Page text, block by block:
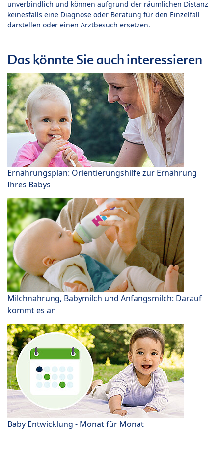
unverbindlich und können aufgrund der räumlichen Distanz
keinesfalls eine Diagnose oder Beratung für den Einzelfall
darstellen oder einen Arztbesuch ersetzen.
Das könnte Sie auch interessieren
Ernährungsplan: Orientierungshilfe zur Ernährung
Ihres Babys
Milchnahrung, Babymilch und Anfangsmilch: Darauf
kommt es an
Baby Entwicklung - Monat für Monat